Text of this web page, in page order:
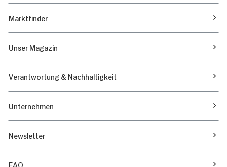
Marktfinder
Unser Magazin
Verantwortung & Nachhaltigkeit
Unternehmen
Newsletter
FAQ